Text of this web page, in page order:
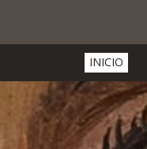
INICIO